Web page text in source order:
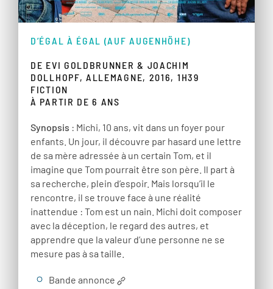
D’ÉGAL À ÉGAL (AUF AUGENHÖHE)
DE EVI GOLDBRUNNER & JOACHIM
DOLLHOPF, ALLEMAGNE, 2016, 1H39
FICTION
À PARTIR DE 6 ANS
Synopsis : Michi, 10 ans, vit dans un foyer pour
enfants. Un jour, il découvre par hasard une lettre
de sa mère adressée à un certain Tom, et il
imagine que Tom pourrait être son père. Il part à
sa recherche, plein d’espoir. Mais lorsqu’il le
rencontre, il se trouve face à une réalité
inattendue : Tom est un nain. Michi doit composer
avec la déception, le regard des autres, et
apprendre que la valeur d’une personne ne se
mesure pas à sa taille.
Bande annonce